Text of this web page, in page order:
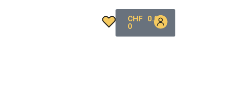
CHF
0.00
0